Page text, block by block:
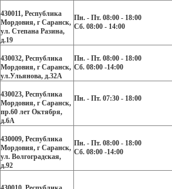
430011, Республика
Мордовия, г Саранск,
ул. Степана Разина,
д.19
Пн. - Пт. 08:00 - 18:00
Сб. 08:00 - 14:00
430032, Республика
Мордовия, г Саранск,
ул.Ульянова, д.32А
Пн. - Пт. 08:00 - 18:00
Сб. 08:00 -14:00
430023, Республика
Мордовия, г Саранск,
пр.60 лет Октября,
д.6А
Пн. - Пт. 07:30 - 18:00
430009, Республика
Мордовия, г Саранск,
ул. Волгоградская,
д.92
Пн. - Пт. 08:00 - 18:00
Сб. 08:00 -14:00